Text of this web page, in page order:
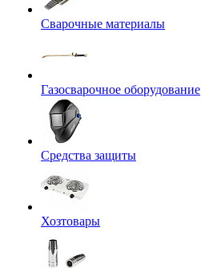
Сварочные материалы
Газосварочное оборудование
Средства защиты
Хозтовары